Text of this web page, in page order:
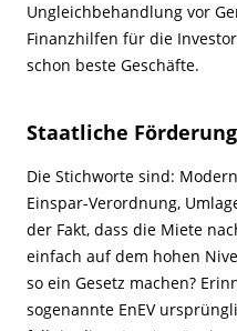
Ungleichbehandlung vor
Finanzhilfen für die
schon beste Geschäfte.
Staatliche
Die Stichworte sind:
Einspar-Verordnung,
der Fakt, dass die Miete
einfach auf dem hohen
so ein Gesetz machen?
sogenannte EnEV